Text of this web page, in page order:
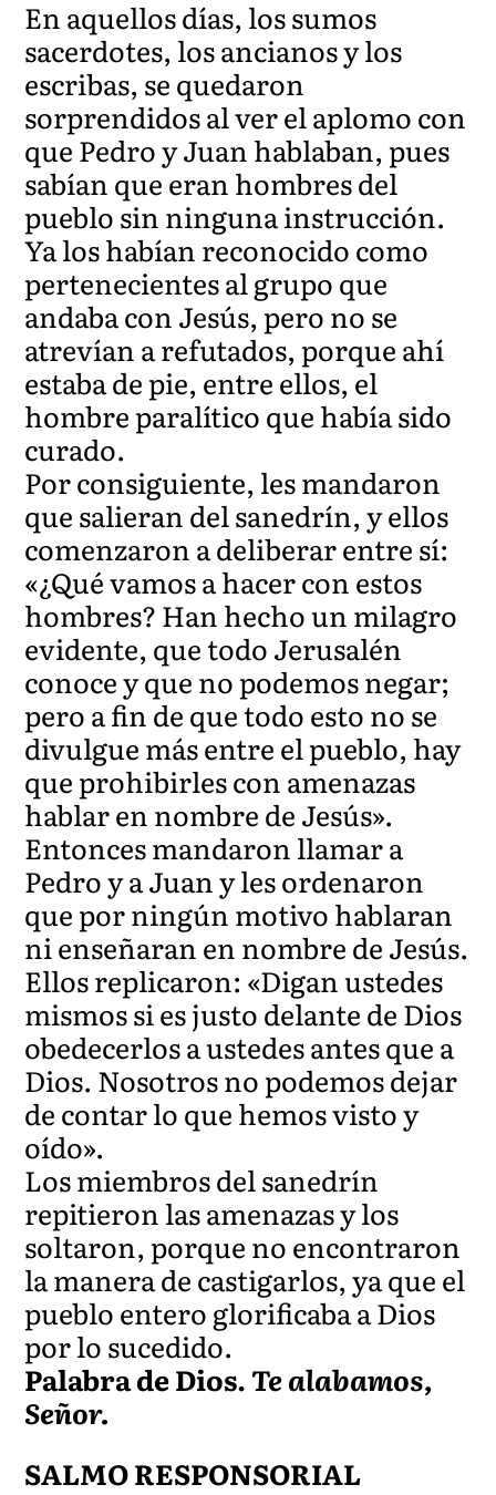
En aquellos días, los sumos
sacerdotes, los ancianos y los
escribas, se quedaron
sorprendidos al ver el aplomo con
que Pedro y Juan hablaban, pues
sabían que eran hombres del
pueblo sin ninguna instrucción.
Ya los habían reconocido como
pertenecientes al grupo que
andaba con Jesús, pero no se
atrevían a refutados, porque ahí
estaba de pie, entre ellos, el
hombre paralítico que había sido
curado.
Por consiguiente, les mandaron
que salieran del sanedrín, y ellos
comenzaron a deliberar entre sí:
«¿Qué vamos a hacer con estos
hombres? Han hecho un milagro
evidente, que todo Jerusalén
conoce y que no podemos negar;
pero a fin de que todo esto no se
divulgue más entre el pueblo, hay
que prohibirles con amenazas
hablar en nombre de Jesús».
Entonces mandaron llamar a
Pedro y a Juan y les ordenaron
que por ningún motivo hablaran
ni enseñaran en nombre de Jesús.
Ellos replicaron: «Digan ustedes
mismos si es justo delante de Dios
obedecerlos a ustedes antes que a
Dios. Nosotros no podemos dejar
de contar lo que hemos visto y
oído».
Los miembros del sanedrín
repitieron las amenazas y los
soltaron, porque no encontraron
la manera de castigarlos, ya que el
pueblo entero glorificaba a Dios
por lo sucedido.
Palabra de Dios.Te alabamos,
Señor.
SALMO RESPONSORIAL